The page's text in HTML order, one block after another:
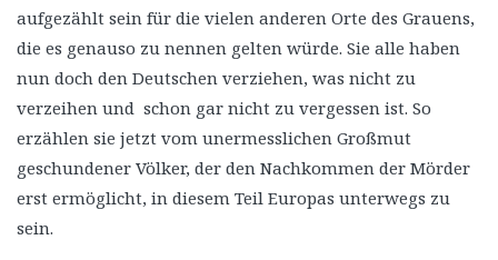
aufgezählt sein für die vielen anderen Orte des Grauens,
die es genauso zu nennen gelten würde. Sie alle haben
nun doch den Deutschen verziehen, was nicht zu
verzeihen und schon gar nicht zu vergessen ist. So
erzählen sie jetzt vom unermesslichen Großmut
geschundener Völker, der den Nachkommen der Mörder
erst ermöglicht, in diesem Teil Europas unterwegs zu
sein.